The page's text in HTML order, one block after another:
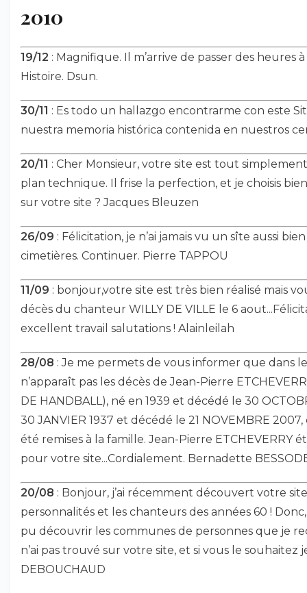
2010
19/12 : Magnifique. Il m’arrive de passer des heures
Histoire. Dsun.
30/11 : Es todo un hallazgo encontrarme con este
nuestra memoria histórica contenida en nuestros
20/11 : Cher Monsieur, votre site est tout
plan technique. Il frise la perfection, et je choisis
sur votre site ? Jacques Bleuzen
26/09 : Félicitation, je n’ai jamais vu un sîte aussi
cimetières. Continuer. Pierre TAPPOU
11/09 : bonjour,votre site est très bien réalisé mais
décès du chanteur WILLY DE VILLE le 6
excellent travail salutations ! Alainleilah
28/08 : Je me permets de vous informer que dans
n’apparaît pas les décès de Jean-Pierre
DE HANDBALL), né en 1939 et décédé le 30
30 JANVIER 1937 et décédé le 21 NOVEMBRE
été remises à la famille. Jean-Pierre ETCHEVERRY
pour votre site...Cordialement. Bernadette
20/08 : Bonjour, j’ai récemment découvert votre
personnalités et les chanteurs des années 60 !
pu découvrir les communes de personnes que je
n’ai pas trouvé sur votre site, et si vous le
DEBOUCHAUD